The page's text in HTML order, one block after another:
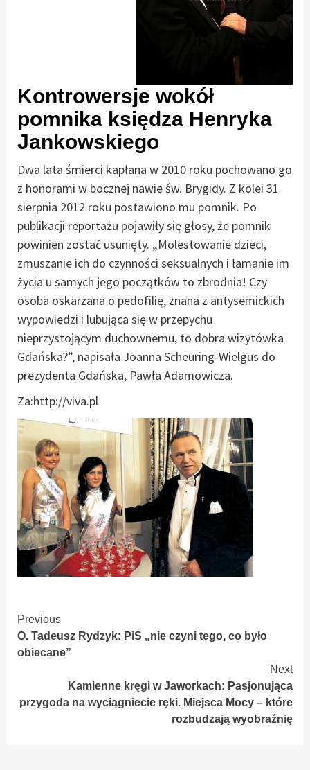
Kontrowersje wokół
pomnika księdza Henryka
Jankowskiego
Dwa lata śmierci kapłana w 2010 roku pochowano go
z honorami w bocznej nawie św. Brygidy. Z kolei 31
sierpnia 2012 roku postawiono mu pomnik. Po
publikacji reportażu pojawiły się głosy, że pomnik
powinien zostać usunięty. „Molestowanie dzieci,
zmuszanie ich do czynności seksualnych i łamanie im
życia u samych jego początków to zbrodnia! Czy
osoba oskarżana o pedofilię, znana z antysemickich
wypowiedzi i lubująca się w przepychu
nieprzystojącym duchownemu, to dobra wizytówka
Gdańska?”, napisała Joanna Scheuring-Wielgus do
prezydenta Gdańska, Pawła Adamowicza.
Za:http://viva.pl
Continue
Reading
Previous
O. Tadeusz Rydzyk: PiS „nie czyni tego, co było
obiecane”
Next
Kamienne kręgi w Jaworkach: Pasjonująca
przygoda na wyciągniecie ręki. Miejsca Mocy – które
rozbudzają wyobraźnię